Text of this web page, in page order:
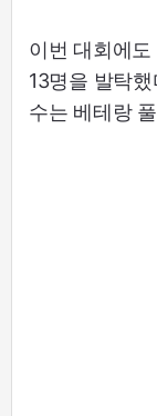
이번 대회에
13명을 발탁
수는 베테랑